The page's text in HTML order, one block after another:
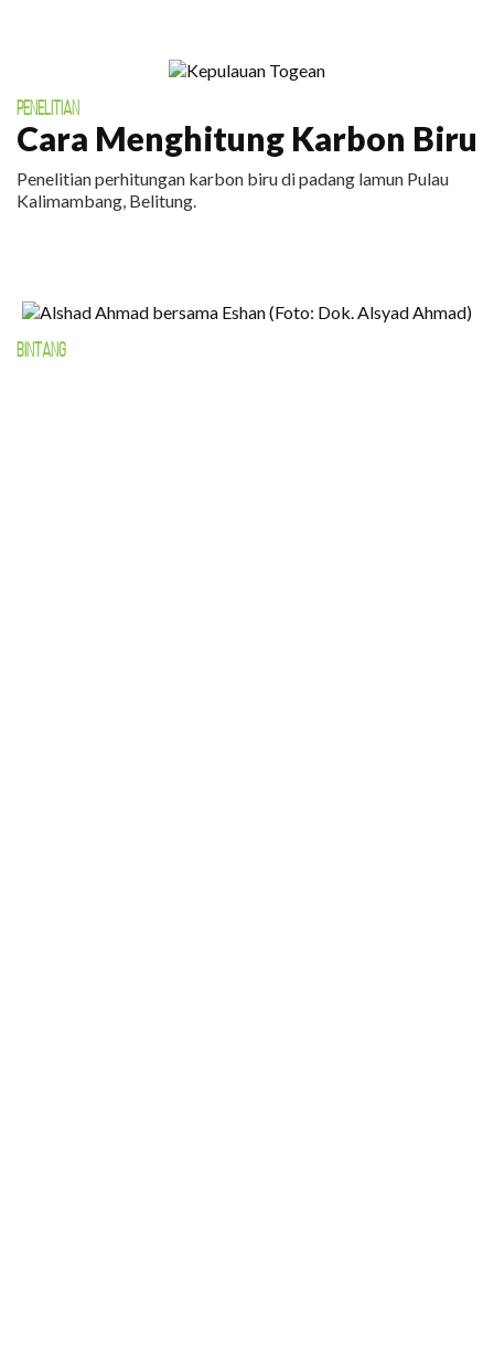
PENELITIAN
Cara Menghitung Karbon Biru
Penelitian perhitungan karbon biru di padang lamun Pulau
Kalimambang, Belitung.
BINTANG